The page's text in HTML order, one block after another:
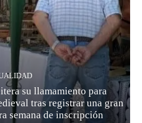
su llamamiento para
tras registrar una gran
semana de inscripción